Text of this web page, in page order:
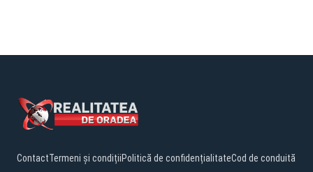
ContactTermeni și condițiiPolitică de confidențialitateCod de conduită